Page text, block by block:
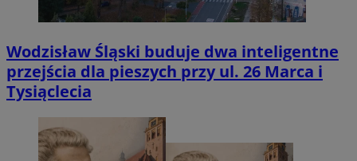
Wodzisław Śląski buduje dwa inteligentne
przejścia dla pieszych przy ul. 26 Marca i
Tysiąclecia